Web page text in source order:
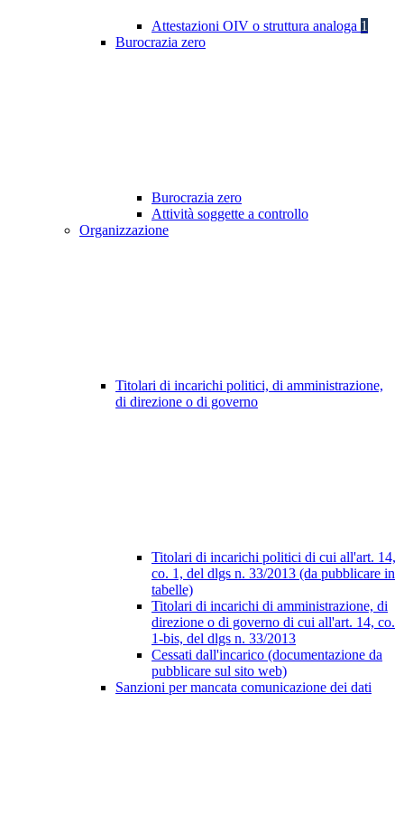
Attestazioni OIV o struttura analoga 1
Burocrazia zero
Burocrazia zero
Attività soggette a controllo
Organizzazione
Titolari di incarichi politici, di amministrazione,
di direzione o di governo
Titolari di incarichi politici di cui all'art. 14,
co. 1, del dlgs n. 33/2013 (da pubblicare in
tabelle)
Titolari di incarichi di amministrazione, di
direzione o di governo di cui all'art. 14, co.
1-bis, del dlgs n. 33/2013
Cessati dall'incarico (documentazione da
pubblicare sul sito web)
Sanzioni per mancata comunicazione dei dati